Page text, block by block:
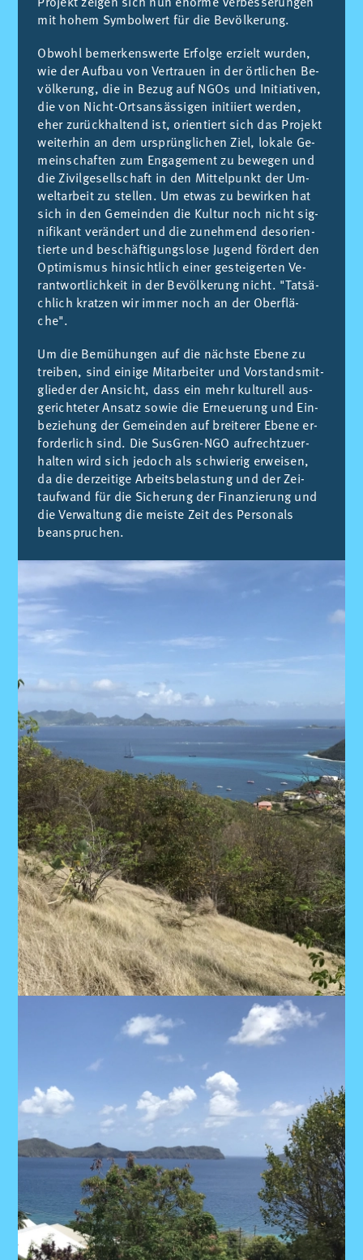
mit hohem Sym­bol­wert für die Be­völ­ke­rung.
Ob­wohl be­mer­kens­wer­te Er­fol­ge er­zielt wur­den,
wie der Auf­bau von Ver­trauen in der örtli­chen Be­
völ­ke­rung, die in Be­zug auf NGOs und Initia­ti­ven,
die von Ni­cht-Or­tsan­säs­si­gen initiiert wer­den,
eher zu­rü­ckhal­tend ist, orien­tiert sich das Pro­jekt
wei­ter­hin an dem urs­prün­gli­chen Ziel, lo­ka­le Ge­
meins­chaf­ten zum En­ga­ge­ment zu be­we­gen und
die Zi­vil­ge­se­lls­chaft in den Mit­tel­punkt der Um­
wel­tar­beit zu ste­llen. Um et­was zu be­wir­ken hat
sich in den Ge­mein­den die Kul­tur noch ni­cht sig­
ni­fi­kant ve­rän­dert und die zu­neh­mend desorien­
tier­te und bes­chäf­ti­gungs­lo­se Ju­gend för­dert den
Op­ti­mis­mus hin­si­chtlich ei­ner ges­tei­ger­ten Ve­
rant­wortli­ch­keit in der Be­völ­ke­rung ni­cht. "Tat­sä­
ch­lich krat­zen wir im­mer noch an der Ober­flä­
che".
Um die Be­mühun­gen auf die nä­chs­te Ebe­ne zu
trei­ben, sind ei­ni­ge Mi­tar­bei­ter und Vors­tands­mit­
glie­der der An­si­cht, dass ein mehr kul­tu­rell aus­
ge­ri­ch­te­ter An­satz so­wie die Er­neue­rung und Ein­
be­ziehung der Ge­mein­den auf brei­te­rer Ebe­ne er­
for­der­lich sind. Die Sus­Gren-NGO au­fre­cht­zuer­
hal­ten wird sich je­doch als sch­wie­rig er­wei­sen,
da die der­zei­ti­ge Ar­beits­be­las­tung und der Zei­
tauf­wand für die Si­che­rung der Fi­nan­zie­rung und
die Ver­wal­tung die meis­te Zeit des Per­so­nals
beans­pru­chen.